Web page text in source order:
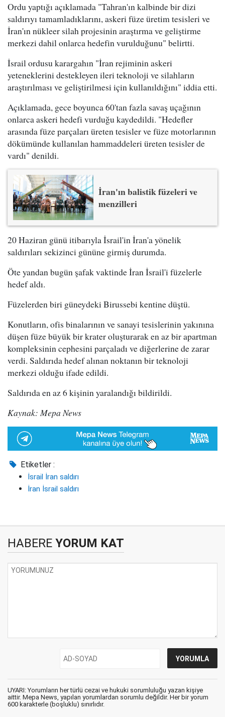
Ordu yaptığı açıklamada "Tahran'ın kalbinde bir dizi
saldırıyı tamamladıklarını, askeri füze üretim tesisleri ve
İran'ın nükleer silah projesinin araştırma ve geliştirme
merkezi dahil onlarca hedefin vurulduğunu" belirtti.
İsrail ordusu karargahın "İran rejiminin askeri
yeteneklerini destekleyen ileri teknoloji ve silahların
araştırılması ve geliştirilmesi için kullanıldığını" iddia etti.
Açıklamada, gece boyunca 60'tan fazla savaş uçağının
onlarca askeri hedefi vurduğu kaydedildi. "Hedefler
arasında füze parçaları üreten tesisler ve füze motorlarının
dökümünde kullanılan hammaddeleri üreten tesisler de
vardı" denildi.
İran'ın balistik füzeleri ve
menzilleri
20 Haziran günü itibarıyla İsrail'in İran'a yönelik
saldırıları sekizinci gününe girmiş durumda.
Öte yandan bugün şafak vaktinde İran İsrail'i füzelerle
hedef aldı.
Füzelerden biri güneydeki Birussebi kentine düştü.
Konutların, ofis binalarının ve sanayi tesislerinin yakınına
düşen füze büyük bir krater oluşturarak en az bir apartman
kompleksinin cephesini parçaladı ve diğerlerine de zarar
verdi. Saldırıda hedef alınan noktanın bir teknoloji
merkezi olduğu ifade edildi.
Saldırıda en az 6 kişinin yaralandığı bildirildi.
Kaynak: Mepa News
Etiketler :
İsrail İran saldırı
İran İsrail saldırı
HABERE YORUM KAT
UYARI: Yorumların her türlü cezai ve hukuki sorumluluğu yazan kişiye
aittir. Mepa News, yapılan yorumlardan sorumlu değildir. Her bir yorum
600 karakterle (boşluklu) sınırlıdır.